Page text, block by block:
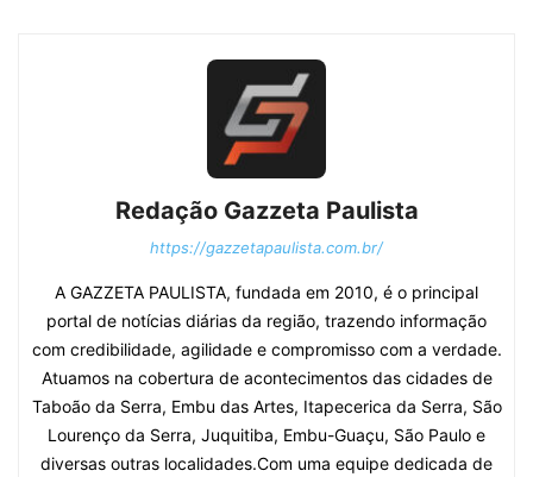
Redação Gazzeta Paulista
https://gazzetapaulista.com.br/
A GAZZETA PAULISTA, fundada em 2010, é o principal
portal de notícias diárias da região, trazendo informação
com credibilidade, agilidade e compromisso com a verdade.
Atuamos na cobertura de acontecimentos das cidades de
Taboão da Serra, Embu das Artes, Itapecerica da Serra, São
Lourenço da Serra, Juquitiba, Embu-Guaçu, São Paulo e
diversas outras localidades.Com uma equipe dedicada de